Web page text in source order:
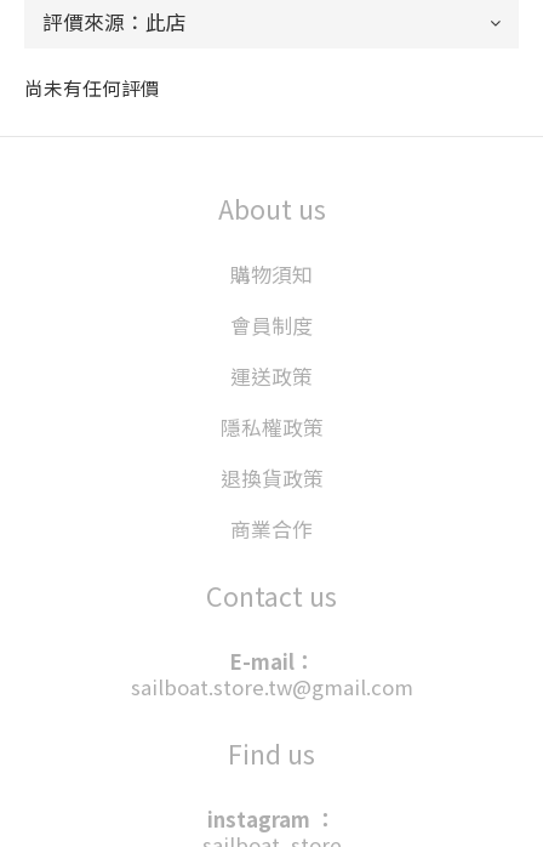
尚未有任何評價
About us
購物須知
會員制度
運送政策
隱私權政策
退換貨政策
商業合作
Contact us
E-mail：
sailboat.store.tw@gmail.com
Find us
instagram ：